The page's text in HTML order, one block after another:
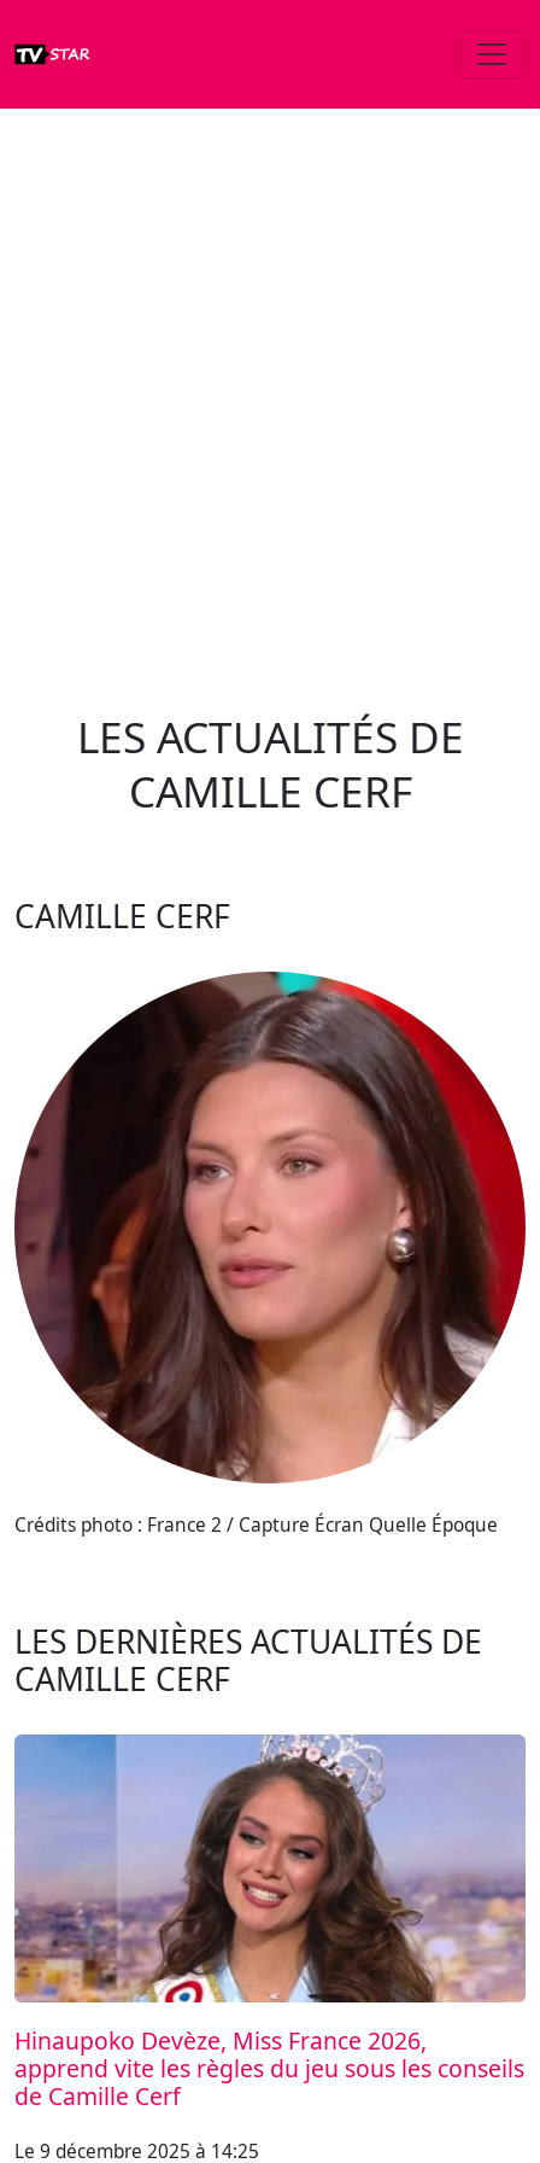
LES ACTUALITÉS DE
CAMILLE CERF
CAMILLE CERF
Crédits photo : France 2 / Capture Écran Quelle Époque
LES DERNIÈRES ACTUALITÉS DE
CAMILLE CERF
Hinaupoko Devèze, Miss France 2026,
apprend vite les règles du jeu sous les conseils
de Camille Cerf
Le 9 décembre 2025 à 14:25